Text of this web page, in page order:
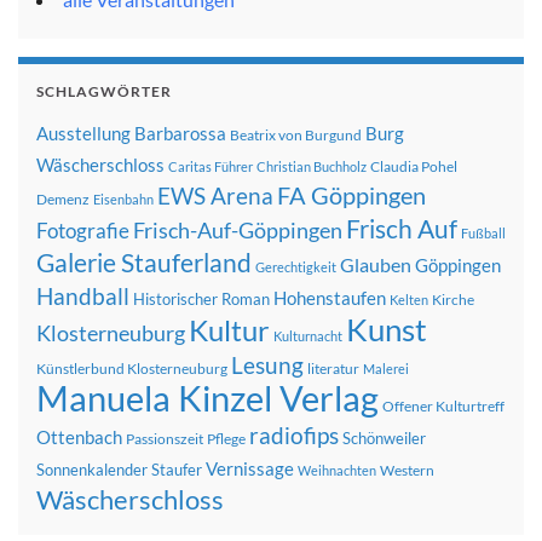
SCHLAGWÖRTER
Ausstellung Barbarossa Beatrix von Burgund Burg
Wäscherschloss Caritas Führer Christian Buchholz Claudia Pohel
Demenz Eisenbahn EWS Arena FA Göppingen
FotografieFrisch-Auf-Göppingen Frisch Auf Fußball
Galerie Stauferland Gerechtigkeit Glauben Göppingen
Handball Historischer Roman Hohenstaufen Kelten Kirche
Klosterneuburg Kultur Kulturnacht Kunst
Künstlerbund Klosterneuburg Lesung literatur Malerei
Manuela Kinzel Verlag Offener Kulturtreff
Ottenbach Passionszeit Pflege radiofipsSchönweiler
SonnenkalenderStauferVernissage Weihnachten Western
Wäscherschloss